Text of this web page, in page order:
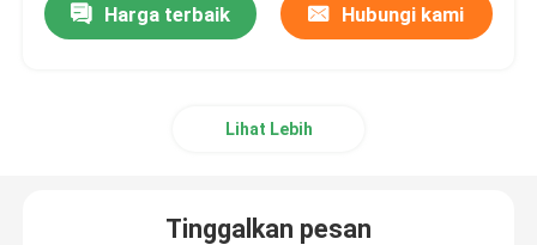
Harga terbaik Hubungi kami
Lihat Lebih
Tinggalkan pesan